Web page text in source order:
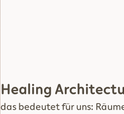
Healing
das bedeutet für uns: